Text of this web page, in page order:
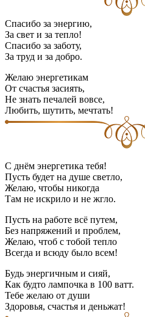
Спасибо за энергию,
За свет и за тепло!
Спасибо за заботу,
За труд и за добро.
Желаю энергетикам
От счастья засиять,
Не знать печалей вовсе,
Любить, шутить, мечтать!
С днём энергетика тебя!
Пусть будет на душе светло,
Желаю, чтобы никогда
Там не искрило и не жгло.
Пусть на работе всё путем,
Без напряжений и проблем,
Желаю, чтоб с тобой тепло
Всегда и всюду было всем!
Будь энергичным и сияй,
Как будто лампочка в 100 ватт.
Тебе желаю от души
Здоровья, счастья и деньжат!